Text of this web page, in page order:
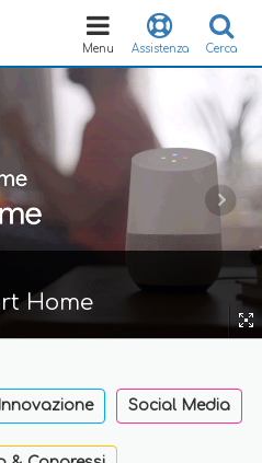
Cerca
Assistenza
Toggle
navigation
Menu
Home
Innovazione Social Media